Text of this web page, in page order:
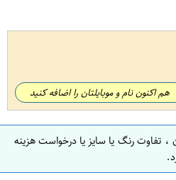
هم اکنون نام و موبایلتان را اضافه کنید
تفاوت رنگ یا سایز یا درخواست هزینه